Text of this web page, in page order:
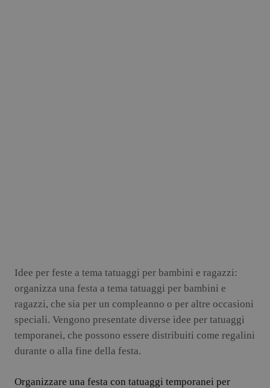
Idee per feste a tema tatuaggi per bambini e ragazzi:
organizza una festa a tema tatuaggi per bambini e
ragazzi, che sia per un compleanno o per altre occasioni
speciali. Vengono presentate diverse idee per tatuaggi
temporanei, che possono essere distribuiti come regalini
durante o alla fine della festa.
Organizzare una festa con tatuaggi temporanei per